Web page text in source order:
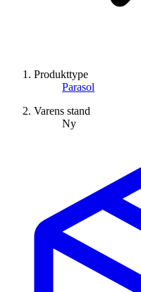
Produkttype
Parasol
Varens stand
Ny